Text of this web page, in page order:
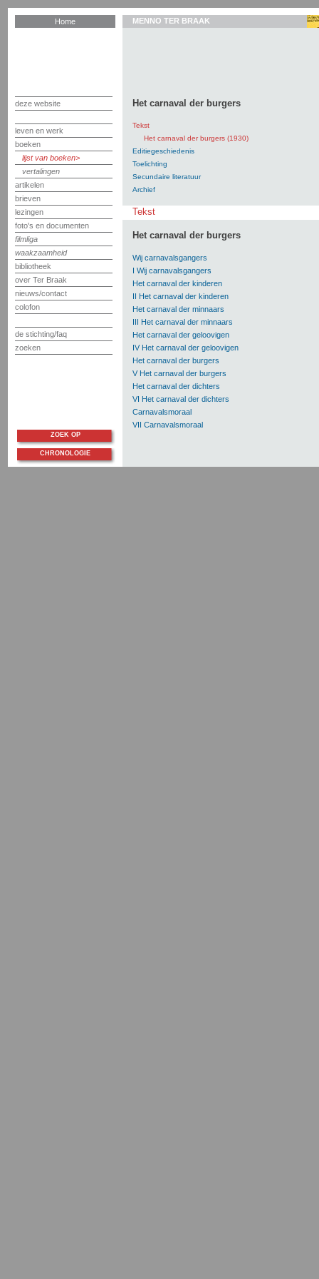
Home
deze website
leven en werk
boeken
lijst van boeken
vertalingen
artikelen
brieven
lezingen
foto's en documenten
filmliga
waakzaamheid
bibliotheek
over Ter Braak
nieuws/contact
colofon
de stichting/faq
zoeken
MENNO TER BRAAK
Het carnaval der burgers
Tekst
Het carnaval der burgers (1930)
Editiegeschiedenis
Toelichting
Secundaire literatuur
Archief
Tekst
Het carnaval der burgers
Wij carnavalsgangers
I Wij carnavalsgangers
Het carnaval der kinderen
II Het carnaval der kinderen
Het carnaval der minnaars
III Het carnaval der minnaars
Het carnaval der geloovigen
IV Het carnaval der geloovigen
Het carnaval der burgers
V Het carnaval der burgers
Het carnaval der dichters
VI Het carnaval der dichters
Carnavalsmoraal
VII Carnavalsmoraal
ZOEK OP
CHRONOLOGIE